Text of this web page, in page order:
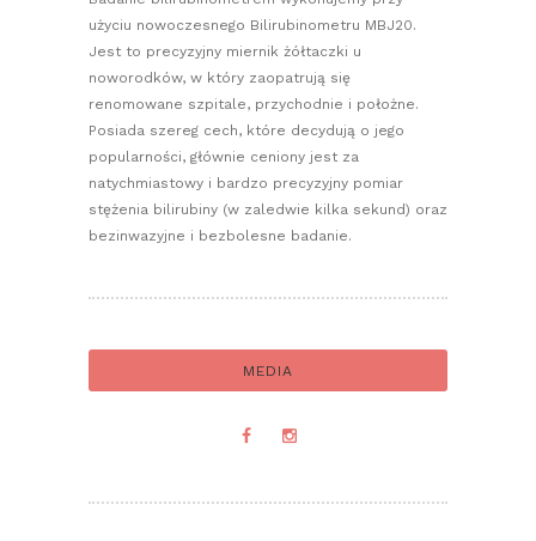
użyciu nowoczesnego Bilirubinometru MBJ20.
Jest to precyzyjny miernik żółtaczki u
noworodków, w który zaopatrują się
renomowane szpitale, przychodnie i położne.
Posiada szereg cech, które decydują o jego
popularności, głównie ceniony jest za
natychmiastowy i bardzo precyzyjny pomiar
stężenia bilirubiny (w zaledwie kilka sekund) oraz
bezinwazyjne i bezbolesne badanie.
MEDIA